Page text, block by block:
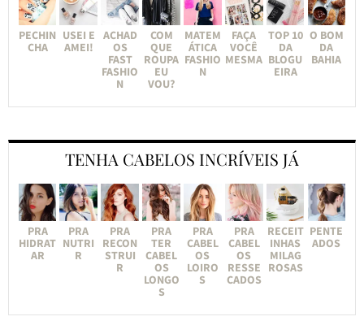
PECHIN
CHA
USEI E
AMEI!
ACHAD
OS
FAST
FASHIO
N
COM
QUE
ROUPA
EU
VOU?
MATEM
ÁTICA
FASHIO
N
FAÇA
VOCÊ
MESMA
TOP 10
DA
BLOGU
EIRA
O BOM
DA
BAHIA
TENHA CABELOS INCRÍVEIS JÁ
PRA
HIDRAT
AR
PRA
NUTRI
R
PRA
RECON
STRUI
R
PRA
TER
CABEL
OS
LONGO
S
PRA
CABEL
OS
LOIRO
S
PRA
CABEL
OS
RESSE
CADOS
RECEIT
INHAS
MILAG
ROSAS
PENTE
ADOS